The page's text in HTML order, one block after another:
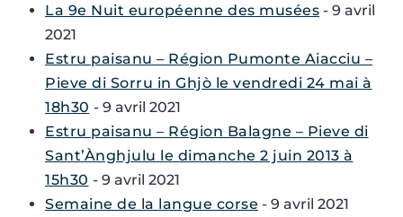
La 9e Nuit européenne des musées - 9 avril
2021
Estru paisanu – Région Pumonte Aiacciu –
Pieve di Sorru in Ghjò le vendredi 24 mai à
18h30 - 9 avril 2021
Estru paisanu – Région Balagne – Pieve di
Sant’Ànghjulu le dimanche 2 juin 2013 à
15h30 - 9 avril 2021
Semaine de la langue corse - 9 avril 2021